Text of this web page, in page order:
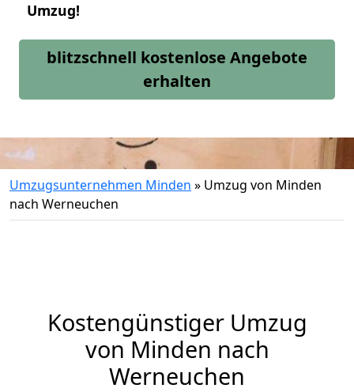
Umzug!
blitzschnell kostenlose Angebote
erhalten
Umzugsunternehmen Minden » Umzug von Minden
nach Werneuchen
Kostengünstiger Umzug
von Minden nach
Werneuchen